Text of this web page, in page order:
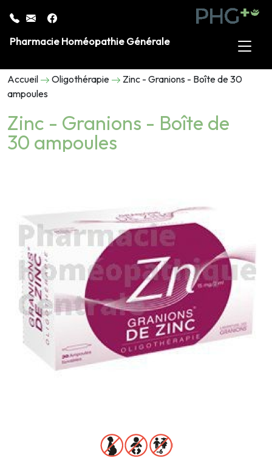
Pharmacie Homéopathie Générale
Accueil Oligothérapie
Zinc - Granions - Boîte de 30
ampoules
Zinc - Granions - Boîte de
30 ampoules